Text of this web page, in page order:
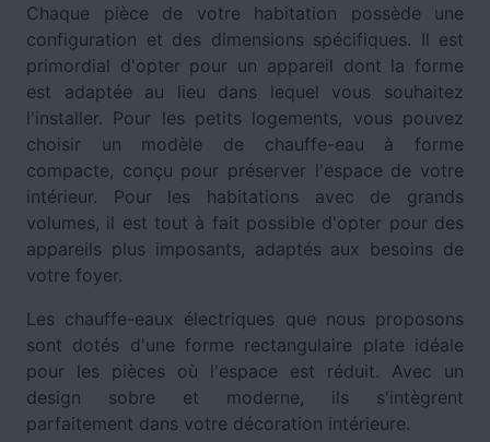
Chaque pièce de votre habitation possède une
configuration et des dimensions spécifiques. Il est
primordial d'opter pour un appareil dont la forme
est adaptée au lieu dans lequel vous souhaitez
l'installer. Pour les petits logements, vous pouvez
choisir un modèle de chauffe-eau à forme
compacte, conçu pour préserver l'espace de votre
intérieur. Pour les habitations avec de grands
volumes, il est tout à fait possible d'opter pour des
appareils plus imposants, adaptés aux besoins de
votre foyer.
Les chauffe-eaux électriques que nous proposons
sont dotés d'une forme rectangulaire plate idéale
pour les pièces où l'espace est réduit. Avec un
design sobre et moderne, ils s'intègrent
parfaitement dans votre décoration intérieure.